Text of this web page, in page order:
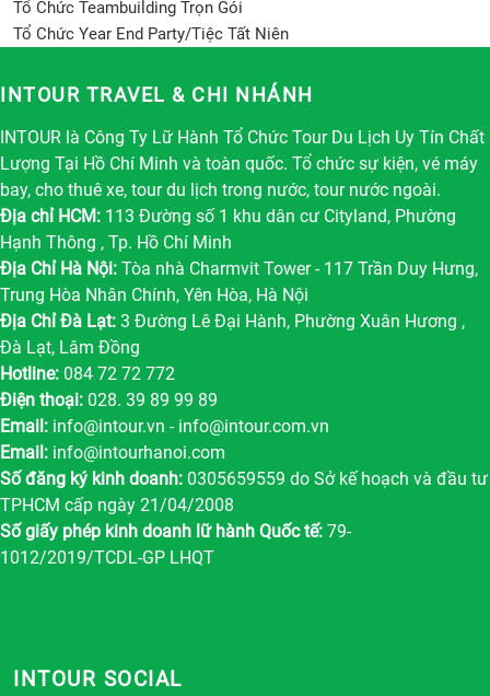
Tổ Chức Teambuilding Trọn Gói
Tổ Chức Year End Party/Tiệc Tất Niên
INTOUR TRAVEL & CHI NHÁNH
INTOUR là Công Ty Lữ Hành Tổ Chức Tour Du Lịch Uy Tín Chất
Lượng Tại Hồ Chí Minh và toàn quốc. Tổ chức sự kiện, vé máy
bay, cho thuê xe, tour du lịch trong nước, tour nước ngoài.
Địa chỉ HCM: 113 Đường số 1 khu dân cư Cityland, Phường
Hạnh Thông , Tp. Hồ Chí Minh
Địa Chỉ Hà Nội: Tòa nhà Charmvit Tower - 117 Trần Duy Hưng,
Trung Hòa Nhân Chính, Yên Hòa, Hà Nội
Địa Chỉ Đà Lạt: 3 Đường Lê Đại Hành, Phường Xuân Hương ,
Đà Lạt, Lâm Đồng
Hotline: 084 72 72 772
Điện thoại: 028. 39 89 99 89
Email: info@intour.vn - info@intour.com.vn
Email: info@intourhanoi.com
Số đăng ký kinh doanh: 0305659559 do Sở kế hoạch và đầu tư
TPHCM cấp ngày 21/04/2008
Số giấy phép kinh doanh lữ hành Quốc tế: 79-
1012/2019/TCDL-GP LHQT
INTOUR SOCIAL